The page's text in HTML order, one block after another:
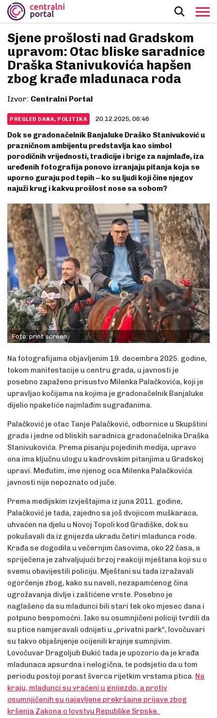
Sjene prošlosti nad Gradskom
upravom: Otac bliske saradnice
Draška Stanivukovića hapšen
zbog krađe mladunaca roda
Izvor: Centralni Portal
PREGLED DANA, POLITIKA 20.12.2025, 06:46
Dok se gradonačelnik Banjaluke Draško Stanivuković u
prazničnom ambijentu predstavlja kao simbol
porodičnih vrijednosti, tradicije i brige za najmlađe, iza
uređenih fotografija ponovo izranjaju pitanja koja se
uporno guraju pod tepih – ko su ljudi koji čine njegov
najuži krug i kakvu prošlost nose sa sobom?
Foto: print screen
Na fotografijama objavljenim 19. decembra 2025. godine,
tokom manifestacije u centru grada, u javnosti je
posebno zapaženo prisustvo Milenka Palačkovića, koji je
upravljao kočijama na kojima je gradonačelnik Banjaluke
dijelio npaketiće najmlađim sugrađanima.
Palačković je otac Tanje Palačković, odbornice u Skupštini
grada i jedne od bliskih saradnica gradonačelnika Draška
Stanivukovića. Prema pisanju pojedinih medija, upravo
ona ima ključnu ulogu u kadrovskim pitanjima u Gradskoj
upravi. Međutim, ime njenog oca Milenka Palačkovića
javnosti nije nepoznato od juče.
Prema medijskim izvještajima iz juna 2011. godine,
Palačković je tada, zajedno sa još dvojicom muškaraca,
uhvaćen na djelu u Novoj Topoli kod Gradiške, dok su
pokušavali da iz gnijezda ukradu četiri mladunca rode.
Krađa se dogodila u večernjim časovima, oko 22 časa, a
spriječena je zahvaljujući brzoj reakciji mještana koji su o
svemu obavijestili policiju. Mještani su tada izražavali
ogorčenje zbog, kako su naveli, nezapamćenog čina
ugrožavanja divlje i zaštićene vrste. Posebno je
naglašeno da su mladunci bili stari tek oko mjesec dana i
potpuno bespomoćni. Iako su osumnjičeni policiji tvrdili da
su ptice namjeravali odnijeti u „privatni park“, lovočuvari
su takvo objašnjenje ocijenili krajnje sumnjivim.
Lovočuvar Dragoljub Đukić tada je upozorio da je krađa
mladunaca apsurdna i nelogična, te podsjetio da u tom
periodu postoji porast šverca rijetkim vrstama ptica. Na
kraju, mladunci su vraćeni u gnijezdo, a protiv
osumnjičenih su najavljene prekršajne prijave zbog
kršenja Zakona o lovstvu Republike Srpske.